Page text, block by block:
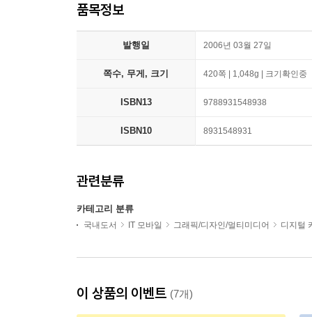
품목정보
발행일 2006년 03월 27일
쪽수, 무게, 크기 420쪽 | 1,048g | 크기확인중
ISBN13 9788931548938
ISBN10 8931548931
관련분류
카테고리 분류
국내도서 IT 모바일 그래픽/디자인/멀티미디어 디지털
이 상품의 이벤트 (7개)